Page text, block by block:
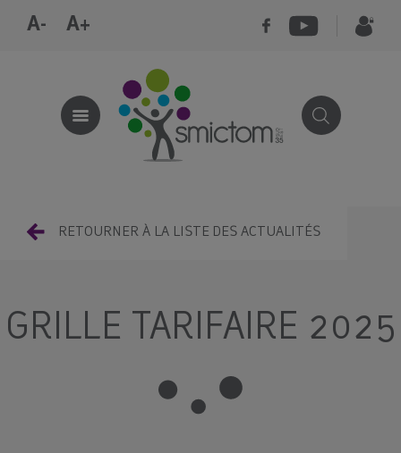
A- A+
RETOURNER À LA LISTE DES ACTUALITÉS
GRILLE TARIFAIRE 2025